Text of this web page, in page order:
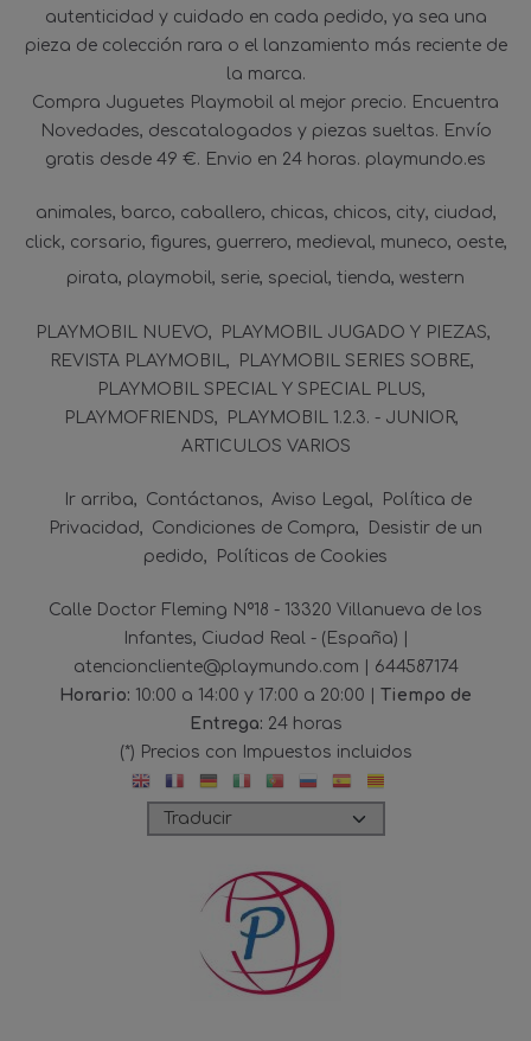
autenticidad y cuidado en cada pedido, ya sea una
pieza de colección rara o el lanzamiento más reciente de
la marca.
Compra Juguetes Playmobil al mejor precio. Encuentra
Novedades, descatalogados y piezas sueltas. Envío
gratis desde 49 €. Envio en 24 horas. playmundo.es
animales barco caballero chicas chicos city ciudad
click corsario figures guerrero medieval muneco oeste
pirata playmobil serie special tienda western
PLAYMOBIL NUEVO
PLAYMOBIL JUGADO Y PIEZAS
REVISTA PLAYMOBIL
PLAYMOBIL SERIES SOBRE
PLAYMOBIL SPECIAL Y SPECIAL PLUS
PLAYMOFRIENDS
PLAYMOBIL 1.2.3. - JUNIOR
ARTICULOS VARIOS
Ir arriba Contáctanos Aviso Legal
Política de
Privacidad
Condiciones de Compra
Desistir de un
pedido
Políticas de Cookies
Calle Doctor Fleming Nº18 - 13320 Villanueva de los
Infantes, Ciudad Real - (España) |
atencioncliente@playmundo.com | 644587174
Horario: 10:00 a 14:00 y 17:00 a 20:00 | Tiempo de
Entrega: 24 horas
(*) Precios con Impuestos incluidos